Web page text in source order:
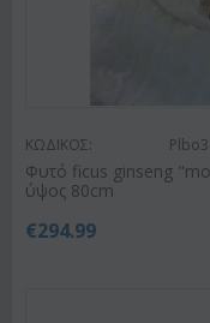
ΚΩΔΙΚΟΣ: Plbo3
Φυτό ficus ginseng
ύψος 80cm
€294.99